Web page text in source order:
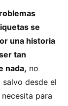
se
una historia
tan
nada, no
desde el
para